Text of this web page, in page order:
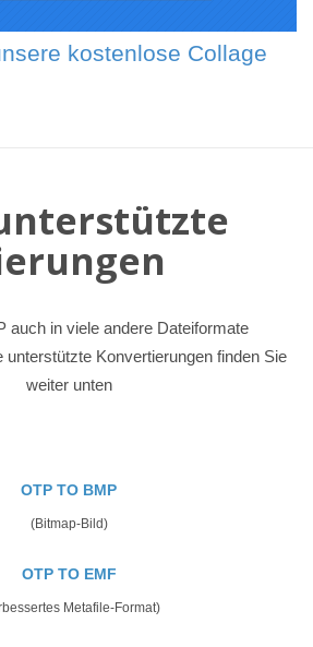
kostenlose Collage
auch in viele andere Dateiformate
unterstützte Konvertierungen finden Sie
weiter unten
OTP TO BMP
(Bitmap-Bild)
OTP TO EMF
Metafile-Format)